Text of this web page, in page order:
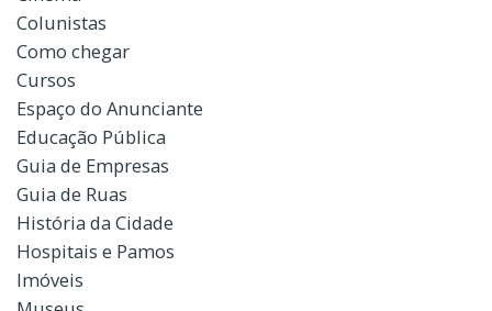
Colunistas
Como chegar
Cursos
Espaço do Anunciante
Educação Pública
Guia de Empresas
Guia de Ruas
História da Cidade
Hospitais e Pamos
Imóveis